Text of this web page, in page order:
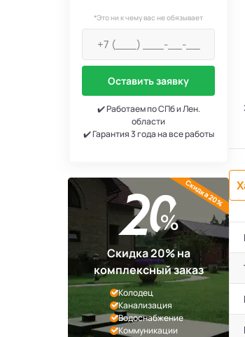
*Это ни к чему вас не обязывает
Оставить заявку
✔️ Работаем по СПб и Лен.
области
✔️ Гарантия 3 года на все работы
Скидка 20% на
комплексный заказ
Колодец
Канализация
Водоснабжение
Коммуникации
Скидка 20%